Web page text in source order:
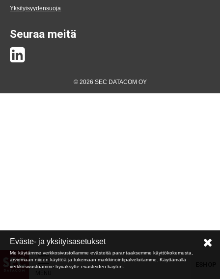
Yksityisyydensuoja
Seuraa meitä
© 2026 SEC DATACOM OY
Eväste- ja yksityisasetukset
Me käytämme verkkosivustollamme evästeitä parantaaksemme käyttökokemusta,
arviomaan niiden käyttöä ja tukemaan markkinointipalveluitamme. Käyttämällä
verkkosivustoamme hyväksytte evästeiden käytön.